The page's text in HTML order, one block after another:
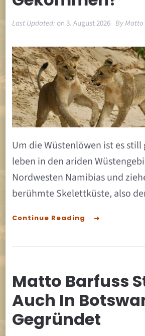
Last Updated:on3. August 2026 ByMatto
Um die Wüstenlöwen ist es still
leben in den ariden
Nordwesten Namibias und
berühmte Skelettküste, also
Continue Reading
Matto Barfuss
Auch In
Gegründet